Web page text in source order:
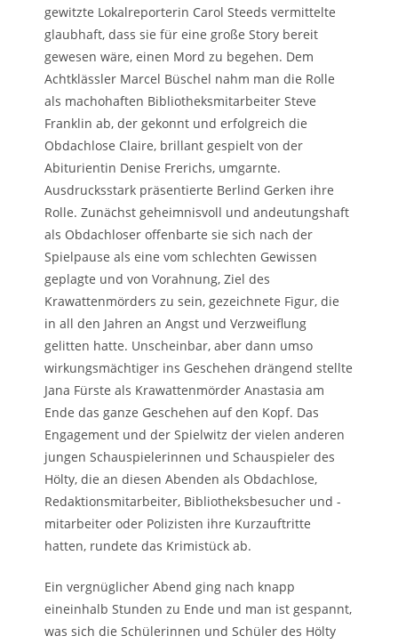
gewitzte Lokalreporterin Carol Steeds vermittelte
glaubhaft, dass sie für eine große Story bereit
gewesen wäre, einen Mord zu begehen. Dem
Achtklässler Marcel Büschel nahm man die Rolle
als machohaften Bibliotheksmitarbeiter Steve
Franklin ab, der gekonnt und erfolgreich die
Obdachlose Claire, brillant gespielt von der
Abiturientin Denise Frerichs, umgarnte.
Ausdrucksstark präsentierte Berlind Gerken ihre
Rolle. Zunächst geheimnisvoll und andeutungshaft
als Obdachloser offenbarte sie sich nach der
Spielpause als eine vom schlechten Gewissen
geplagte und von Vorahnung, Ziel des
Krawattenmörders zu sein, gezeichnete Figur, die
in all den Jahren an Angst und Verzweiflung
gelitten hatte. Unscheinbar, aber dann umso
wirkungsmächtiger ins Geschehen drängend stellte
Jana Fürste als Krawattenmörder Anastasia am
Ende das ganze Geschehen auf den Kopf. Das
Engagement und der Spielwitz der vielen anderen
jungen Schauspielerinnen und Schauspieler des
Hölty, die an diesen Abenden als Obdachlose,
Redaktionsmitarbeiter, Bibliotheksbesucher und -
mitarbeiter oder Polizisten ihre Kurzauftritte
hatten, rundete das Krimistück ab.
Ein vergnüglicher Abend ging nach knapp
eineinhalb Stunden zu Ende und man ist gespannt,
was sich die Schülerinnen und Schüler des Hölty